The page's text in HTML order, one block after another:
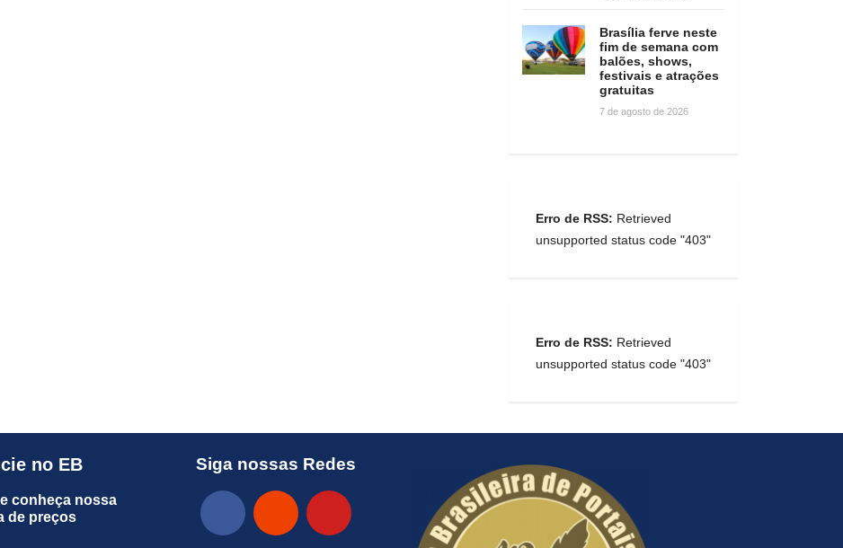
Brasília ferve neste
fim de semana com
balões, shows,
festivais e atrações
gratuitas
7 de agosto de 2026
Erro de RSS: Retrieved
unsupported status code "403"
Erro de RSS: Retrieved
unsupported status code "403"
no EB
e conheça nossa
de preços
Siga nossas Redes